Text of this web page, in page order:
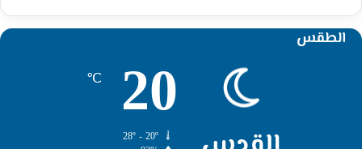
الطقس 20
℃